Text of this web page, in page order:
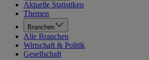
Aktuelle Statistiken
Themen
Branchen
Alle Branchen
Wirtschaft & Politik
Gesellschaft